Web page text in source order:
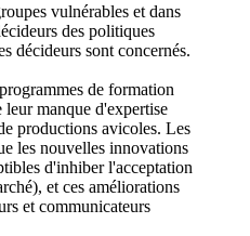
vulnérables et dans
des politiques
décideurs sont concernés.
de formation
leur manque d'expertise
productions avicoles. Les
les nouvelles innovations
d'inhiber l'acceptation
et ces améliorations
et communicateurs